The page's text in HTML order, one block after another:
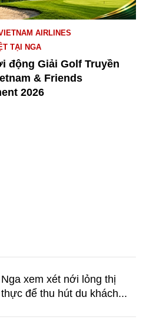
AIRLINES
TẠI NGA
động Giải Golf Truyền
& Friends
2026
Nga xem xét nới lỏng thị
thực để thu hút du khách...